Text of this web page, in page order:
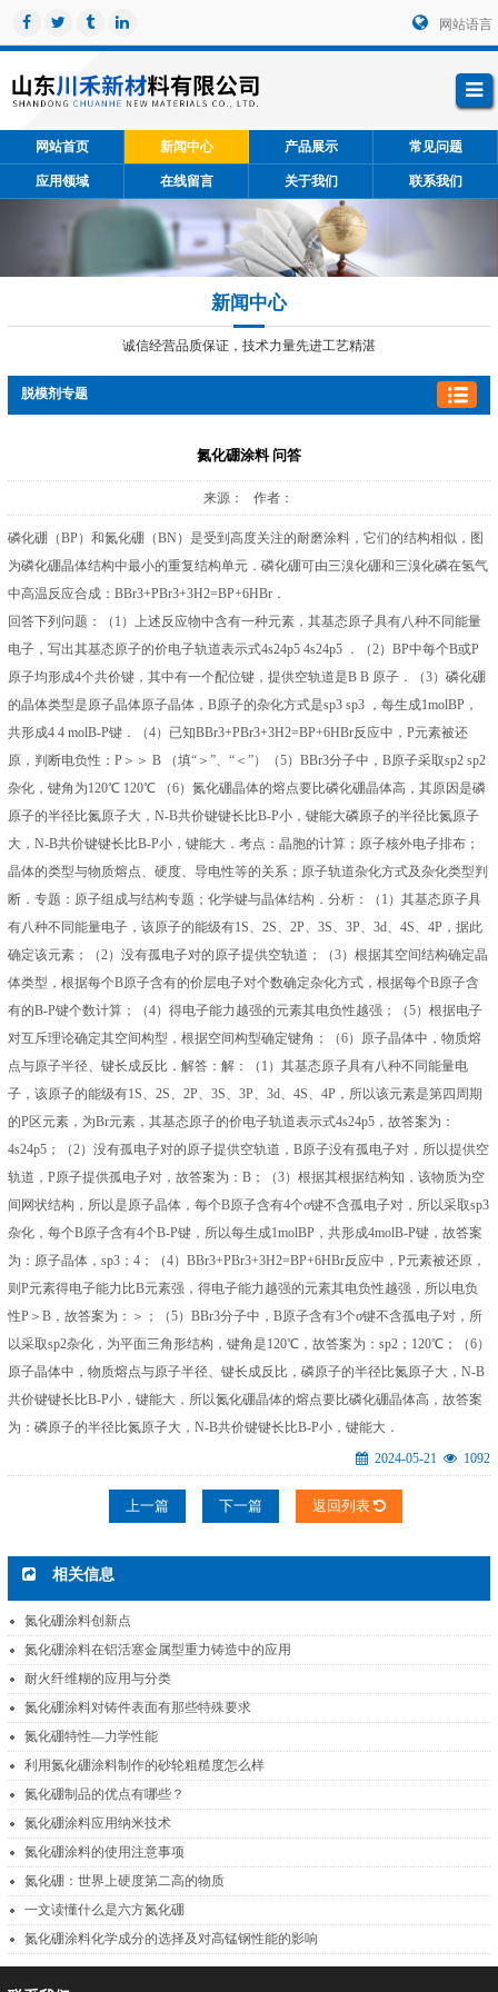
网站语言
网站首页 新闻中心 产品展示 常见问题
应用领域 在线留言 关于我们 联系我们
新闻中心
诚信经营品质保证，技术力量先进工艺精湛
脱模剂专题
氮化硼涂料 问答
来源： 作者：
磷化硼（BP）和氮化硼（BN）是受到高度关注的耐磨涂料，它们的结构相似，图
为磷化硼晶体结构中最小的重复结构单元．磷化硼可由三溴化硼和三溴化磷在氢气
中高温反应合成：BBr3+PBr3+3H2=BP+6HBr．
回答下列问题：（1）上述反应物中含有一种元素，其基态原子具有八种不同能量
电子，写出其基态原子的价电子轨道表示式4s24p5 4s24p5 ．（2）BP中每个B或P
原子均形成4个共价键，其中有一个配位键，提供空轨道是B B 原子．（3）磷化硼
的晶体类型是原子晶体原子晶体，B原子的杂化方式是sp3 sp3 ，每生成1molBP，
共形成4 4 molB-P键．（4）已知BBr3+PBr3+3H2=BP+6HBr反应中，P元素被还
原，判断电负性：P＞＞ B （填“＞”、“＜”）（5）BBr3分子中，B原子采取sp2 sp2
杂化，键角为120℃ 120℃ （6）氮化硼晶体的熔点要比磷化硼晶体高，其原因是磷
原子的半径比氮原子大，N-B共价键键长比B-P小，键能大磷原子的半径比氮原子
大，N-B共价键键长比B-P小，键能大．考点：晶胞的计算；原子核外电子排布；
晶体的类型与物质熔点、硬度、导电性等的关系；原子轨道杂化方式及杂化类型判
断．专题：原子组成与结构专题；化学键与晶体结构．分析：（1）其基态原子具
有八种不同能量电子，该原子的能级有1S、2S、2P、3S、3P、3d、4S、4P，据此
确定该元素；（2）没有孤电子对的原子提供空轨道；（3）根据其空间结构确定晶
体类型，根据每个B原子含有的价层电子对个数确定杂化方式，根据每个B原子含
有的B-P键个数计算；（4）得电子能力越强的元素其电负性越强；（5）根据电子
对互斥理论确定其空间构型，根据空间构型确定键角；（6）原子晶体中，物质熔
点与原子半径、键长成反比．解答：解：（1）其基态原子具有八种不同能量电
子，该原子的能级有1S、2S、2P、3S、3P、3d、4S、4P，所以该元素是第四周期
的P区元素，为Br元素，其基态原子的价电子轨道表示式4s24p5，故答案为：
4s24p5；（2）没有孤电子对的原子提供空轨道，B原子没有孤电子对，所以提供空
轨道，P原子提供孤电子对，故答案为：B；（3）根据其根据结构知，该物质为空
间网状结构，所以是原子晶体，每个B原子含有4个σ键不含孤电子对，所以采取sp3
杂化，每个B原子含有4个B-P键，所以每生成1molBP，共形成4molB-P键，故答案
为：原子晶体，sp3；4；（4）BBr3+PBr3+3H2=BP+6HBr反应中，P元素被还原，
则P元素得电子能力比B元素强，得电子能力越强的元素其电负性越强，所以电负
性P＞B，故答案为：＞；（5）BBr3分子中，B原子含有3个σ键不含孤电子对，所
以采取sp2杂化，为平面三角形结构，键角是120℃，故答案为：sp2；120℃；（6）
原子晶体中，物质熔点与原子半径、键长成反比，磷原子的半径比氮原子大，N-B
共价键键长比B-P小，键能大，所以氮化硼晶体的熔点要比磷化硼晶体高，故答案
为：磷原子的半径比氮原子大，N-B共价键键长比B-P小，键能大．
2024-05-21
1092
上一篇 下一篇 返回列表
相关信息
氮化硼涂料创新点
氮化硼涂料在铝活塞金属型重力铸造中的应用
耐火纤维糊的应用与分类
氮化硼涂料对铸件表面有那些特殊要求
氮化硼特性—力学性能
利用氮化硼涂料制作的砂轮粗糙度怎么样
氮化硼制品的优点有哪些？
氮化硼涂料应用纳米技术
氮化硼涂料的使用注意事项
氮化硼：世界上硬度第二高的物质
一文读懂什么是六方氮化硼
氮化硼涂料化学成分的选择及对高锰钢性能的影响